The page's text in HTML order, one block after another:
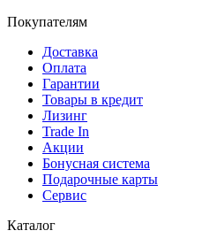
Покупателям
Доставка
Оплата
Гарантии
Товары в кредит
Лизинг
Trade In
Акции
Бонусная система
Подарочные карты
Сервис
Каталог